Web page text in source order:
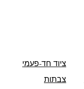
ציוד חד-פעמי
צבתות